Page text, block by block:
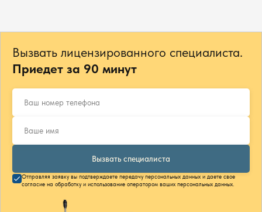
Вызвать лицензированного специалиста.
Приедет за 90 минут
Вызвать специалиста
Отправляя заявку вы подтверждаете передачу персональных данных и даете свое
согласие на обработку и использование оператором ваших персональных данных.